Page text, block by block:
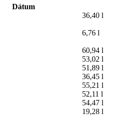
Dátum
36,40 l
6,76 l
60,94 l
53,02 l
51,89 l
36,45 l
55,21 l
52,11 l
54,47 l
19,28 l